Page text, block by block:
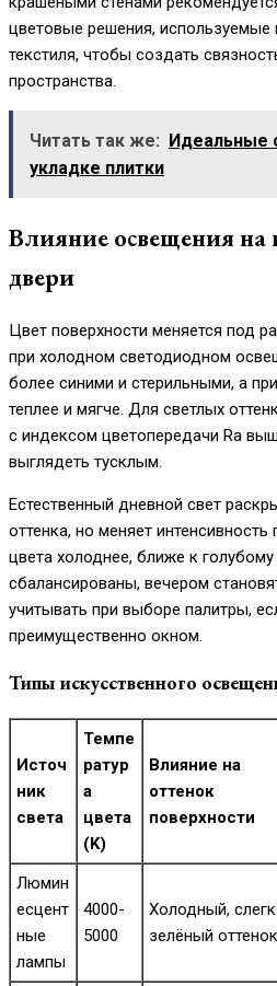
цветовые решения, используемые
текстиля, чтобы создать
пространства.
Читать так же: Идеальные
укладке плитки
Влияние освещения на
двери
Цвет поверхности меняется под
при холодном светодиодном
более синими и стерильными, а
теплее и мягче. Для светлых
с индексом цветопередачи Ra
выглядеть тусклым.
Естественный дневной свет
оттенка, но меняет
цвета холоднее, ближе к
сбалансированы, вечером
учитывать при выборе палитры,
преимущественно окном.
Типы искусственного
Источ
ник
света
Темпе
ратур
а
цвета
(K)
Влияние на
оттенок
поверхности
Люмин
есцент
ные
лампы
4000-
5000
Холодный,
зелёный оттенок